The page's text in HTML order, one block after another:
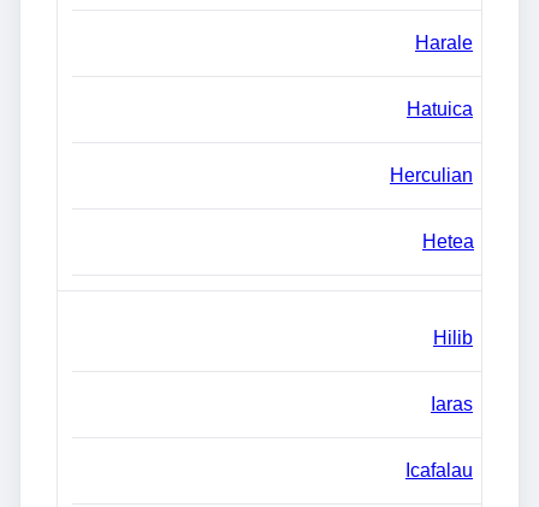
Harale
Hatuica
Herculian
Hetea
Hilib
Iaras
Icafalau